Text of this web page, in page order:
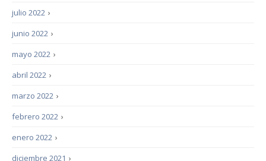
›
julio 2022
›
junio 2022
›
mayo 2022
›
abril 2022
›
marzo 2022
›
febrero 2022
›
enero 2022
›
diciembre 2021